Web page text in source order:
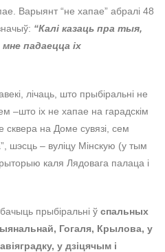
Варыянт “не хапае” абралі 48
“Калі казаць пра тыя,
падаецца іх
лічаць, што прыбіральні не
–што іх не хапае на гарадскім
сквера на Доме сувязі, сем
шэсць – вуліцу Мінскую (у тым
каля Лядовага палаца і
прыбіральні ў спальных
Гогаля, Крылова, у
у дзіцячым і